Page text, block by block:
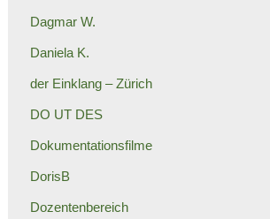
Dagmar W.
Daniela K.
der Einklang – Zürich
DO UT DES
Dokumentationsfilme
DorisB
Dozentenbereich